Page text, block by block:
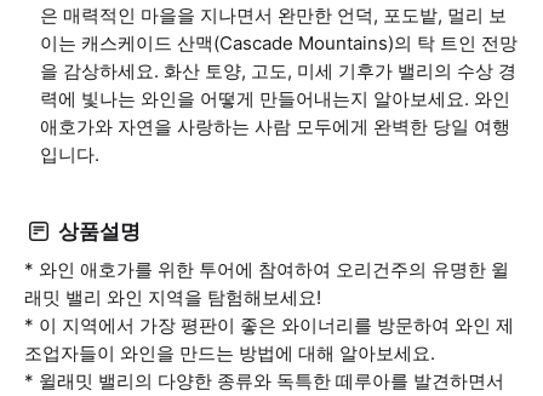
은 매력적인 마을을 지나면서 완만한 언덕, 포도밭, 멀리 보
이는 캐스케이드 산맥(Cascade Mountains)의 탁 트인 전망
을 감상하세요. 화산 토양, 고도, 미세 기후가 밸리의 수상 경
력에 빛나는 와인을 어떻게 만들어내는지 알아보세요. 와인
애호가와 자연을 사랑하는 사람 모두에게 완벽한 당일 여행
입니다.
상품설명
* 와인 애호가를 위한 투어에 참여하여 오리건주의 유명한 윌
래밋 밸리 와인 지역을 탐험해보세요!
* 이 지역에서 가장 평판이 좋은 와이너리를 방문하여 와인 제
조업자들이 와인을 만드는 방법에 대해 알아보세요.
* 윌래밋 밸리의 다양한 종류와 독특한 떼루아를 발견하면서